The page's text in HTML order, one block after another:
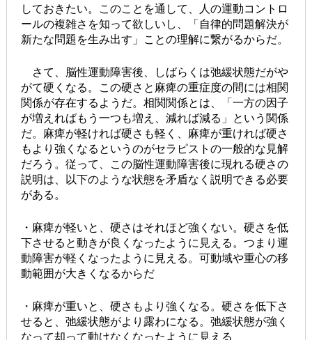
しておきたい。このことを通して、人の運動コントロ
ールの複雑さを知って欲しいし、「自律的問題解決が
新たな問題を生み出す」ことの理解に繋がるからだ。
さて、脳性運動障害後、しばらくは弛緩状態だがや
がて硬くなる。この硬さと麻痺の重症度の間には相関
関係が存在するようだ。相関関係とは、「一方の因子
が増えればもう一つも増え、減れば減る」という関係
だ。麻痺が軽ければ硬さも軽く、麻痺が重ければ硬さ
もより強くなるというのがセラピストの一般的な見解
だろう。従って、この脳性運動障害後に現れる硬さの
説明は、以下のような状態を矛盾なく説明できる必要
がある。
・麻痺が軽いと、硬さはそれほど強くない。硬さを低
下させると動きが良くなったように見える。つまり運
動障害が軽くなったように見える。可動域や重心の移
動範囲が大きくなるからだ
・麻痺が重いと、硬さもより強くなる。硬さを低下さ
せると、弛緩状態がより露わになる。弛緩状態が強く
なって却って動けなくなったように見える